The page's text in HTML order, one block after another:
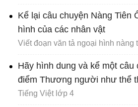
Kể lại câu chuyện Nàng Tiên
hình của các nhân vật
Viết đoạn văn tả ngoại hình nàng
Hãy hình dung và kể một câu
điểm Thương người như thể
Tiếng Việt lớp 4